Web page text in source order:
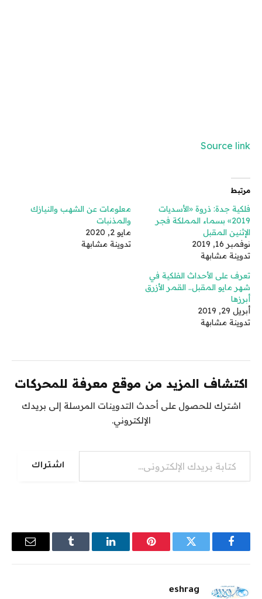
Source link
مرتبط
فلكية جدة: ذروة «الأسديات
2019» بسماء المملكة فجر
الإثنين المقبل
نوفمبر 16, 2019
تدوينة مشابهة
معلومات عن الشهب والنيازك
والمذنبات
مايو 2, 2020
تدوينة مشابهة
تعرف على الأحداث الفلكية في
شهر مايو المقبل.. القمر الأزرق
أبرزها
أبريل 29, 2019
تدوينة مشابهة
اكتشاف المزيد من موقع معرفة للمحركات
اشترك للحصول على أحدث التدوينات المرسلة إلى بريدك
الإلكتروني.
كتابة بريدك الإلكتروني...
اشتراك
فيسبوك تويتر بينتيريستلينكدإن Tumblr
البريد
eshrag